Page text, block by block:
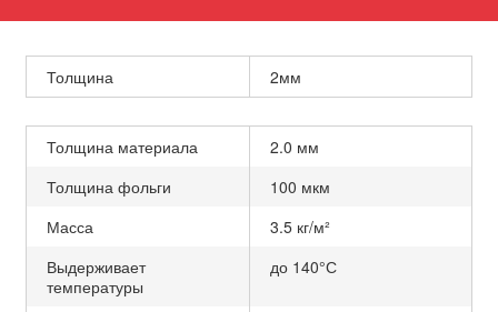
Толщина 2мм
Толщина материала
2.0 мм
Толщина фольги
100 мкм
Масса
3.5 кг/м²
Выдерживает
температуры
до 140°С